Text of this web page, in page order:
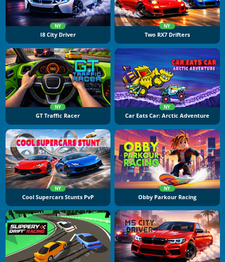
NY
I8 City Driver
NY
Two RX7 Drifters
NY
GT Traffic Racer
NY
Car Eats Car: Arctic Adventure
NY
Cool Supercars Stunts PvP
NY
Obby Parkour Racing